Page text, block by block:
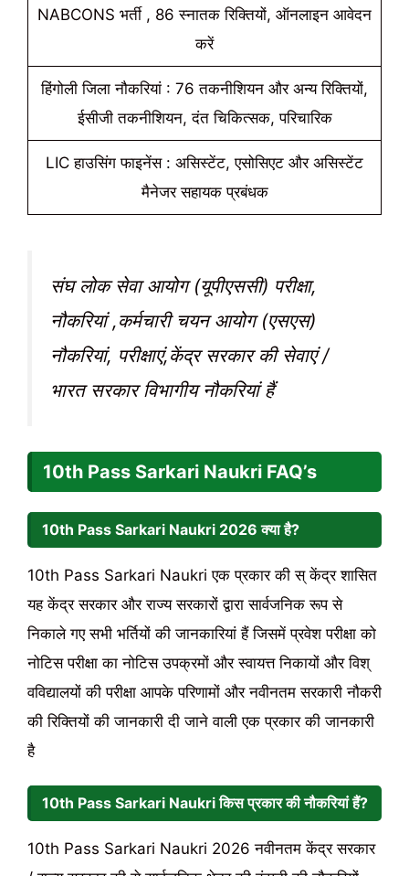
NABCONS भर्ती , 86 स्नातक रिक्तियों, ऑनलाइन आवेदन
करें
हिंगोली जिला नौकरियां : 76 तकनीशियन और अन्य रिक्तियों,
ईसीजी तकनीशियन, दंत चिकित्सक, परिचारिक
LIC हाउसिंग फाइनेंस : असिस्टेंट, एसोसिएट और असिस्टेंट
मैनेजर सहायक प्रबंधक
संघ लोक सेवा आयोग (यूपीएससी) परीक्षा,
नौकरियां ,कर्मचारी चयन आयोग (एसएस)
नौकरियां, परीक्षाएं,केंद्र सरकार की सेवाएं /
भारत सरकार विभागीय नौकरियां हैं
10th Pass Sarkari Naukri FAQ’s
10th Pass Sarkari Naukri 2026 क्या है?
10th Pass Sarkari Naukri एक प्रकार की स् केंद्र शासित
यह केंद्र सरकार और राज्य सरकारों द्वारा सार्वजनिक रूप से
निकाले गए सभी भर्तियों की जानकारियां हैं जिसमें प्रवेश परीक्षा को
नोटिस परीक्षा का नोटिस उपक्रमों और स्वायत्त निकायों और विश्
वविद्यालयों की परीक्षा आपके परिणामों और नवीनतम सरकारी नौकरी
की रिक्तियों की जानकारी दी जाने वाली एक प्रकार की जानकारी
है
10th Pass Sarkari Naukri किस प्रकार की नौकरियां हैं?
10th Pass Sarkari Naukri 2026 नवीनतम केंद्र सरकार